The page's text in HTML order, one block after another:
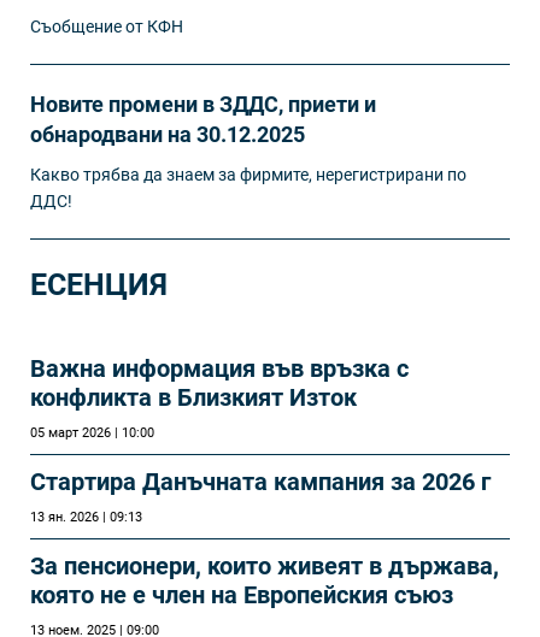
Съобщение от КФН
Новите промени в ЗДДС, приети и
обнародвани на 30.12.2025
Какво трябва да знаем за фирмите, нерегистрирани по
ДДС!
ЕСЕНЦИЯ
Важна информация във връзка с
конфликта в Близкият Изток
05 март 2026 | 10:00
Стартира Данъчната кампания за 2026 г
13 ян. 2026 | 09:13
За пенсионери, които живеят в държава,
която не е член на Европейския съюз
13 ноем. 2025 | 09:00